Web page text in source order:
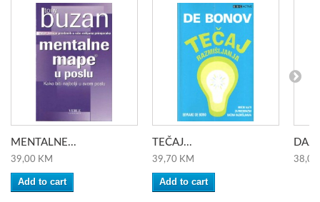
MENTALNE...
39,00 KM
Add to cart
TEČAJ...
39,70 KM
Add to cart
38,00